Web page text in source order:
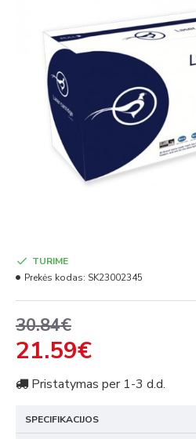
30.84€
21.59€
TURIME
Prekės kodas: SK23002345
Pristatymas per 1-3 d.d.
SPECIFIKACIJOS